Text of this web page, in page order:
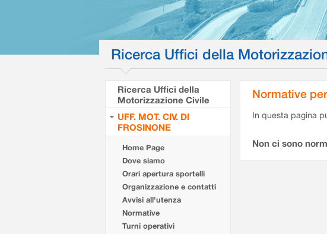
Ricerca Uffici della
Ricerca Uffici della
Motorizzazione Civile
UFF. MOT. CIV. DI
FROSINONE
Home Page
Dove siamo
Orari apertura sportelli
Organizzazione e contatti
Avvisi all'utenza
Normative
Turni operativi
Normative per
In questa pagina
Non ci sono